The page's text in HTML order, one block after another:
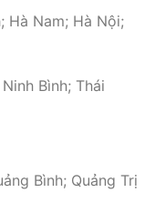
Hà Nam; Hà Nội;
Bình; Thái
Bình; Quảng Trị